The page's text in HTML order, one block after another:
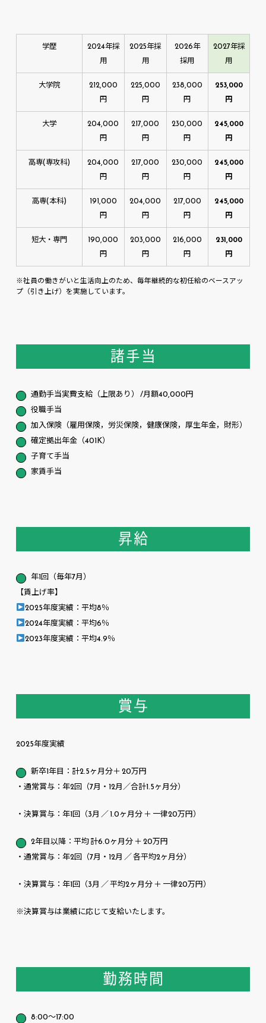
学歴
2024年採
用
2025年採
用
2026年
採用
2027年採
用
大学院
212,000
円
225,000
円
238,000
円
253,000
円
大学
204,000
円
217,000
円
230,000
円
245,000
円
高専(専攻科)
204,000
円
217,000
円
230,000
円
245,000
円
高専(本科)
191,000
円
204,000
円
217,000
円
245,000
円
短大・専門
190,000
円
203,000
円
216,000
円
231,000
円
※社員の働きがいと生活向上のため、毎年継続的な初任給のベースアッ
プ（引き上げ）を実施しています。
諸手当
通勤手当実費支給（上限あり） /月額40,000円
役職手当
加入保険（雇用保険，労災保険，健康保険，厚生年金，財形）
確定拠出年金（401K）
子育て手当
家賃手当
昇給
年1回（毎年7月）
【賃上げ率】
2025年度実績：平均8％
2024年度実績：平均6％
2023年度実績：平均4.9％
賞与
2025年度実績
新卒1年目：計2.5ヶ月分＋ 20万円
・通常賞与：年2回（7月・12月／合計1.5ヶ月分）
・決算賞与：年1回（3月 ／ 1.0ヶ月分 ＋ 一律20万円）
2年目以降：平均 計6.0ヶ月分 ＋ 20万円
・通常賞与：年2回（7月・12月 ／ 各平均2ヶ月分）
・決算賞与：年1回（3月 ／ 平均2ヶ月分 ＋ 一律20万円）
※決算賞与は業績に応じて支給いたします。
勤務時間
8:00〜17:00